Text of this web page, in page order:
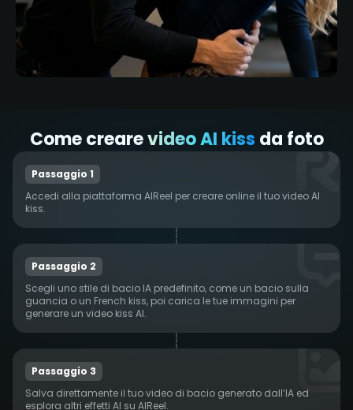
Come crearevideo AI kiss da foto
Passaggio 1
Accedi alla piattaforma AIReel per creare online il tuo video AI
kiss.
Passaggio 2
Scegli uno stile di bacio IA predefinito, come un bacio sulla
guancia o un French kiss, poi carica le tue immagini per
generare un video kiss AI.
Passaggio 3
Salva direttamente il tuo video di bacio generato dall’IA ed
esplora altri effetti AI su AIReel.